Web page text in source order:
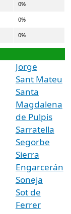
0%
0%
0%
Jorge
Sant Mateu
Santa
Magdalena
de Pulpis
Sarratella
Segorbe
Sierra
Engarcerán
Soneja
Sot de
Ferrer